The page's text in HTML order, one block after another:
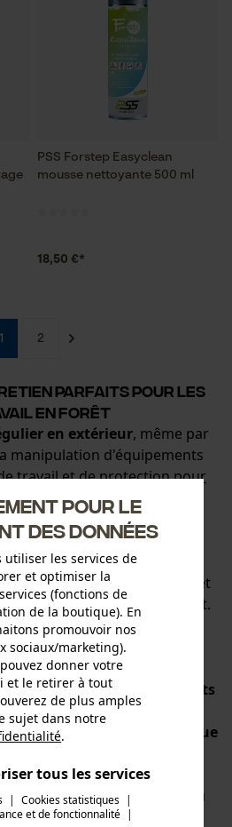
PSS Forstep Easyclean
mousse nettoyante 500 ml
18,50 €*
1 2
parfaits pour les
en forêt
en extérieur, même par
manipulation d'équipements
travail et de protection pour
soumis à de grandes
très sales en fin de
la résine d'arbre, la
des traces sur les
La boue, la poussière et
y contribuent également.
tenaces sans
lesproduits de
utilisés pour les vêtements
les chaussures de
tout aussi performants que
haute technologie
l'eau, des fibres naturelles ou
les bons produits
pour le
des données
utiliser les services de
et optimiser la
(fonctions de
de la boutique). En
promouvoir nos
sociaux/marketing).
donner votre
et le retirer à tout
de plus amples
sujet dans notre
.
tous les services
| Cookies statistiques |
et de fonctionnalité |
produite. Veuillez